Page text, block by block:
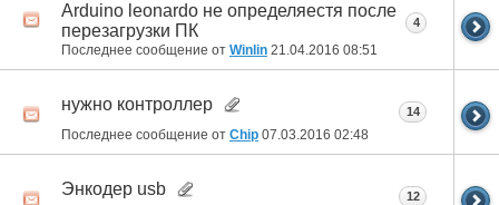
Arduino leonardo не определяестя после
перезагрузки ПК
Последнее сообщение от Winlin 21.04.2016 08:51
4
нужно контроллер
Последнее сообщение от Chip 07.03.2016 02:48
14
Энкодер usb 12